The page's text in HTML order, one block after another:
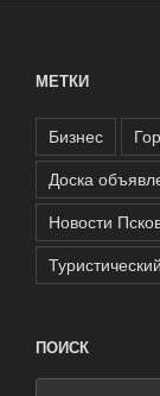
МЕТКИ
Бизнес
Доска
Новости
ПОИСК